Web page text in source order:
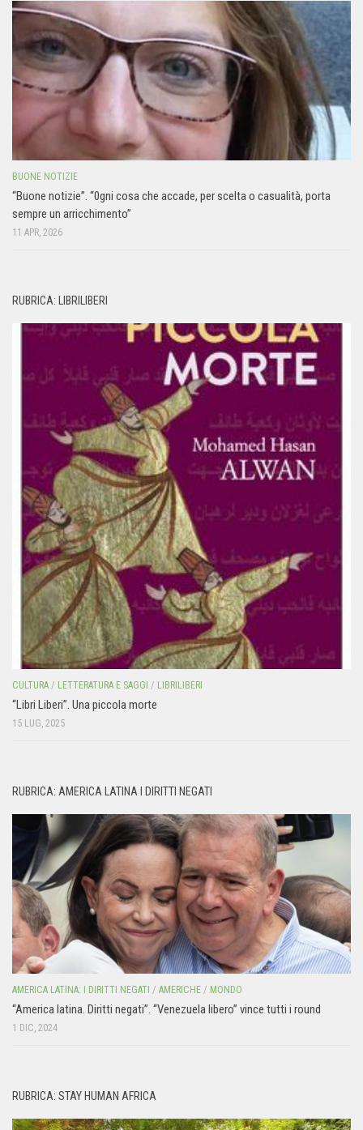
BUONE NOTIZIE
“Buone notizie”. “0gni cosa che accade, per scelta o casualità, porta
sempre un arricchimento”
11 APR, 2026
RUBRICA: LIBRILIBERI
CULTURA / LETTERATURA E SAGGI / LIBRILIBERI
“Libri Liberi”. Una piccola morte
15 LUG, 2025
RUBRICA: AMERICA LATINA I DIRITTI NEGATI
AMERICA LATINA: I DIRITTI NEGATI / AMERICHE / MONDO
“America latina. Diritti negati”. “Venezuela libero” vince tutti i round
1 DIC, 2024
RUBRICA: STAY HUMAN AFRICA